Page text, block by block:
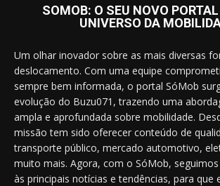
SOMOB: O SEU NOVO
UNIVERSO DA
Um olhar inovador sobre as mais diversas
deslocamento. Com uma equipe
sempre bem informada, o portal SóMob
evolução do Buzu071, trazendo uma
ampla e aprofundada sobre mobilidade.
missão tem sido oferecer conteúdo de
transporte público, mercado automotivo,
muito mais. Agora, com o SóMob,
às principais notícias e tendências, para que